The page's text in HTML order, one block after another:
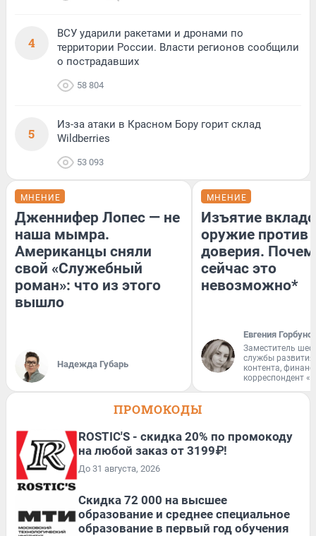
4
ВСУ ударили ракетами и дронами по
территории России. Власти регионов сообщили
о пострадавших
58 804
5
Из-за атаки в Красном Бору горит склад
Wildberries
53 093
МНЕНИЕ
Дженнифер Лопес — не
наша мымра.
Американцы сняли
свой «Служебный
роман»: что из этого
вышло
Надежда Губарь
МНЕНИЕ
Изъятие
оружие против
доверия.
сейчас это
невозможно*
Евгения
Заместитель
службы
контента,
корреспондент
ПРОМОКОДЫ
ROSTIC'S - скидка 20% по промокоду
на любой заказ от 3199₽!
До 31 августа, 2026
Скидка 72 000 на высшее
образование и среднее специальное
образование в первый год обучения